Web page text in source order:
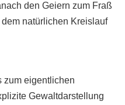
den Geiern zum Fraß
natürlichen Kreislauf
zum eigentlichen
Gewaltdarstellung